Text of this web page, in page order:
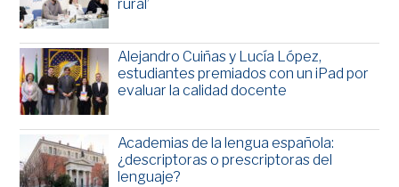
rural’
Alejandro Cuiñas y Lucía López,
estudiantes premiados con un iPad por
evaluar la calidad docente
Academias de la lengua española:
¿descriptoras o prescriptoras del
lenguaje?